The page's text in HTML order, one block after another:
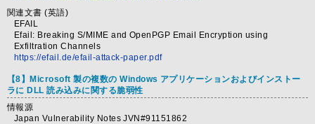
関連文書 (英語)
EFAIL
Efail: Breaking S/MIME and OpenPGP Email Encryption using
Exfiltration Channels
https://efail.de/efail-attack-paper.pdf
【8】Microsoft 製の複数の Windows アプリケーションおよびインストー
ラに DLL 読み込みに関する脆弱性
情報源
Japan Vulnerability Notes JVN#91151862